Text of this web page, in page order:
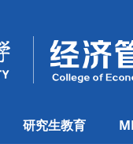
研究生教育